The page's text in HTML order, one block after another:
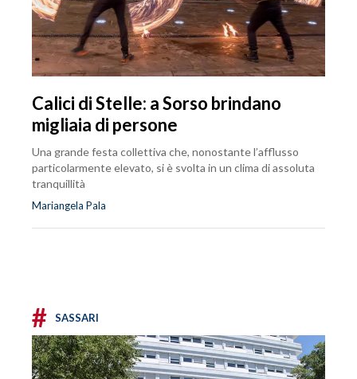
Calici di Stelle: a Sorso brindano
migliaia di persone
Una grande festa collettiva che, nonostante l’afflusso
particolarmente elevato, si è svolta in un clima di assoluta
tranquillità
Mariangela Pala
# SASSARI